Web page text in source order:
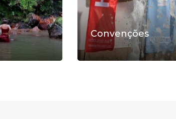
Convenções